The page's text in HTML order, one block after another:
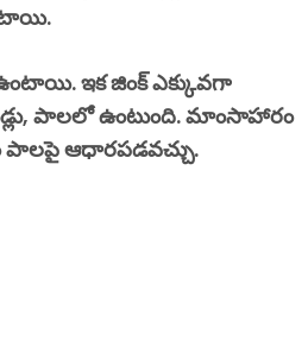
ఇక జింక్ ఎక్కువగా
పాలలో ఉంటుంది. మాంసాహారం
పాలపై ఆధారపడవచ్చు.